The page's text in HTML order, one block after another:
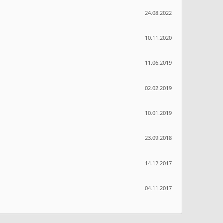
24.08.2022
10.11.2020
11.06.2019
02.02.2019
10.01.2019
23.09.2018
14.12.2017
04.11.2017